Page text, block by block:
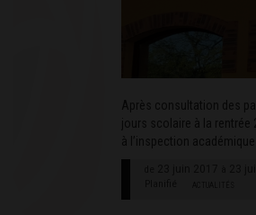
Après consultation des
jours scolaire à la rentrée
à l’inspection